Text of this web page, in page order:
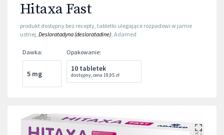
Hitaxa Fast
produkt dostępny bez recepty, tabletki ulegające rozpadowi w jamie
ustnej, Desloratadyna (desloratadine), Adamed
Dawka:
5 mg
Opakowanie:
10 tabletek
dostępny,cena 19,95 zł